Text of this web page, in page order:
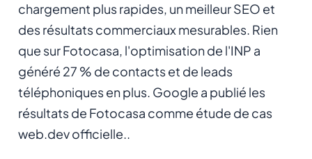
chargement plus rapides, un meilleur SEO et
des résultats commerciaux mesurables. Rien
que sur Fotocasa, l'optimisation de l'INP a
généré 27 % de contacts et de leads
téléphoniques en plus. Google a publié les
résultats de Fotocasa comme étude de cas
web.dev officielle..